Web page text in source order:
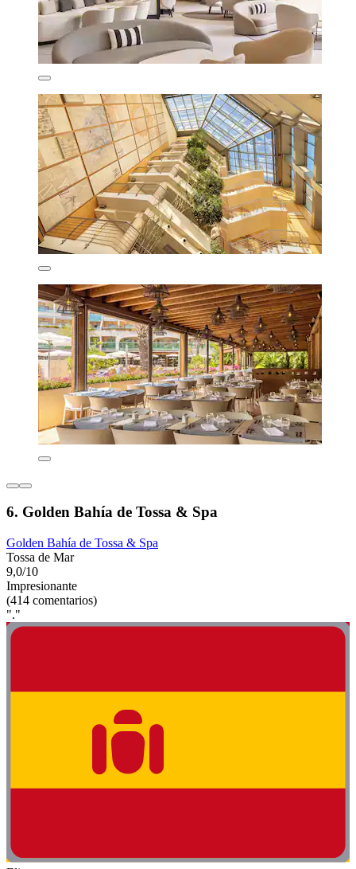
6. Golden Bahía de Tossa & Spa
Golden Bahía de Tossa & Spa
Tossa de Mar
9,0/10
Impresionante
(414 comentarios)
"."